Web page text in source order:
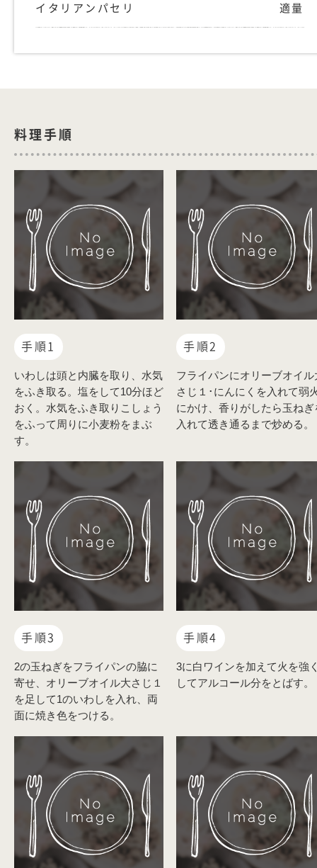
イタリアンパセリ 適量
料理手順
手順1
いわしは頭と内臓を取り、水気
をふき取る。塩をして10分ほど
おく。水気をふき取りこしょう
をふって周りに小麦粉をまぶ
す。
手順2
フライパンにオリーブオイル
さじ１･にんにくを入れて弱
にかけ、香りがしたら玉ねぎ
入れて透き通るまで炒める。
手順3
2の玉ねぎをフライパンの脇に
寄せ、オリーブオイル大さじ１
を足して1のいわしを入れ、両
面に焼き色をつける。
手順4
3に白ワインを加えて火を強
してアルコール分をとばす。